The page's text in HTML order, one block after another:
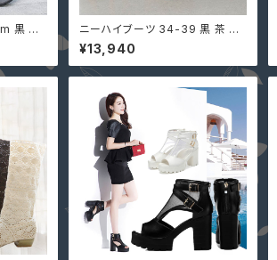
黒 グ
グ ウ
デ
ニーハイブーツ 34-39 黒 茶 22
-24.5cm レース リボン 編み上
げ Rml10709276 太ヒール ス
エード 大人可愛い デートコーデ
¥13,940